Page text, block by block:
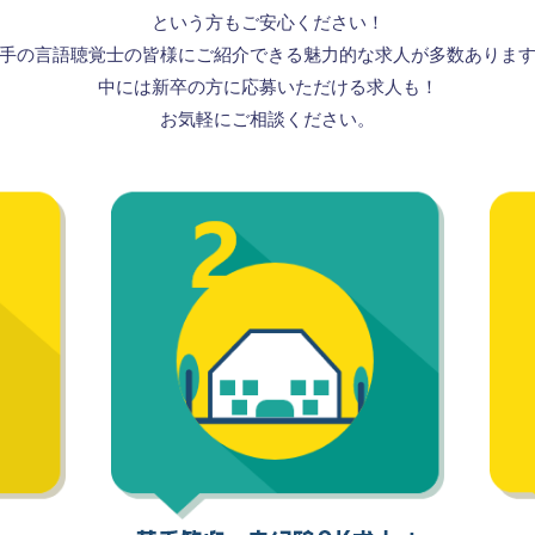
という方もご安心ください！
の言語聴覚士の皆様にご紹介できる魅力的な求人が多数ありま
中には新卒の方に応募いただける求人も！
お気軽にご相談ください。